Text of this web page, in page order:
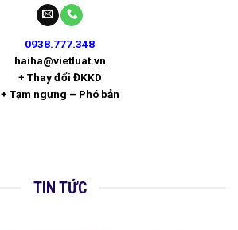
0938.777.348
haiha@vietluat.vn
+ Thay đổi ĐKKD
+ Tạm ngưng – Phó bản
TIN TỨC